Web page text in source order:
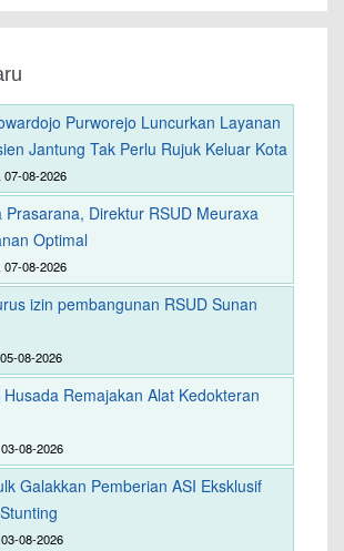
Purworejo Luncurkan Layanan
Jantung Tak Perlu Rujuk Keluar Kota
07-08-2026
Prasarana, Direktur RSUD Meuraxa
Optimal
07-08-2026
izin pembangunan RSUD Sunan
08-2026
Husada Remajakan Alat Kedokteran
08-2026
Galakkan Pemberian ASI Eksklusif
08-2026